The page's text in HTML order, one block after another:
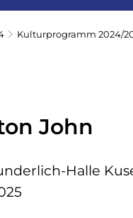
Kulturprogramm 2024/
John
Halle